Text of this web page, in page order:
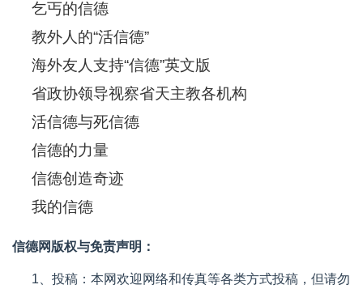
乞丐的信德
教外人的“活信德”
海外友人支持“信德”英文版
省政协领导视察省天主教各机构
活信德与死信德
信德的力量
信德创造奇迹
我的信德
信德网版权与免责声明：
1、投稿：本网欢迎网络和传真等各类方式投稿，但请勿